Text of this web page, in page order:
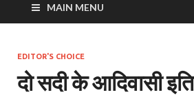
MAIN MENU
EDITOR'S CHOICE
दो सदी के आदिवासी